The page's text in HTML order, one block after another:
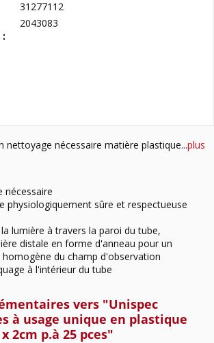
31277112
:
2043083
nettoyage nécessaire matière plastique...plus
nécessaire
physiologiquement sûre et respectueuse
lumière à travers la paroi du tube,
distale en forme d'anneau pour un
homogène du champ d'observation
à l'intérieur du tube
vers "Unispec
à usage unique en plastique
2cm p.à 25 pces"